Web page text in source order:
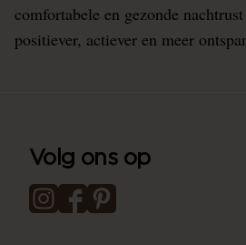
comfortabele en gezonde
positiever, actiever en meer
Volg ons op